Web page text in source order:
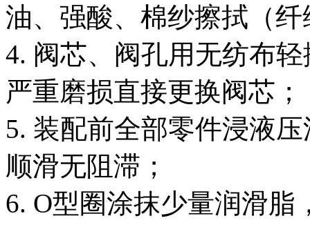
油、强酸、棉纱擦拭（
4. 阀芯、阀孔用无纺布
严重磨损直接更换阀芯；
5. 装配前全部零件浸液
顺滑无阻滞；
6. O型圈涂抹少量润滑脂